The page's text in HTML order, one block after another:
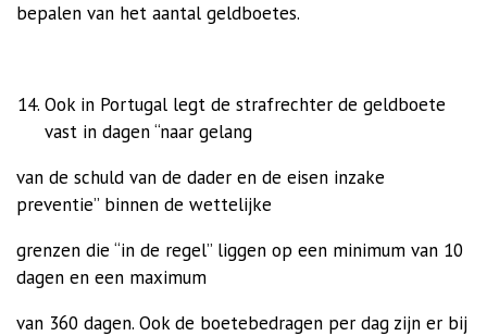
bepalen van het aantal geldboetes.
Ook in Portugal legt de strafrechter de geldboete
vast in dagen “naar gelang
van de schuld van de dader en de eisen inzake
preventie” binnen de wettelijke
grenzen die “in de regel” liggen op een minimum van 10
dagen en een maximum
van 360 dagen. Ook de boetebedragen per dag zijn er bij